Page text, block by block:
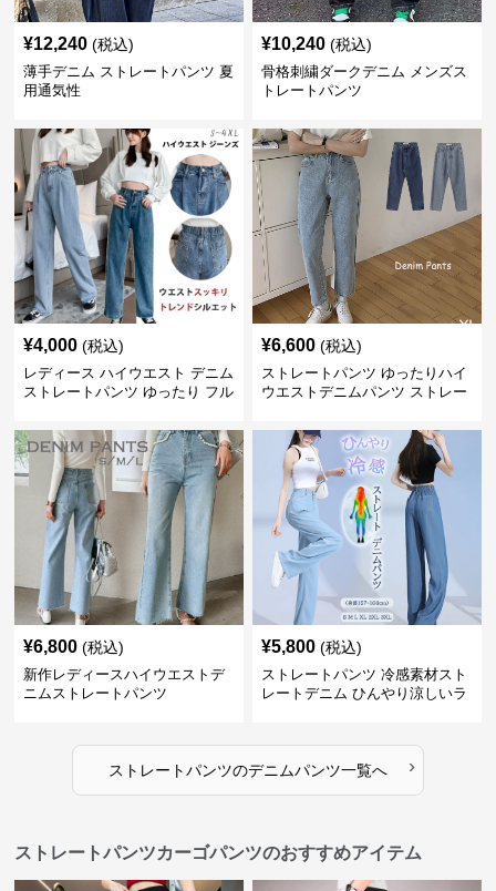
¥12,240 (税込)
薄手デニム ストレートパンツ 夏
用通気性
¥10,240 (税込)
骨格刺繍ダークデニム メンズス
トレートパンツ
¥4,000 (税込)
レディース ハイウエスト デニム
ストレートパンツ ゆったり フル
¥6,600 (税込)
ストレートパンツ ゆったりハイ
ウエストデニムパンツ ストレー
¥6,800 (税込)
新作レディースハイウエストデ
ニムストレートパンツ
¥5,800 (税込)
ストレートパンツ 冷感素材スト
レートデニム ひんやり涼しいラ
ストレートパンツのデニムパンツ一覧へ ›
ストレートパンツカーゴパンツのおすすめアイテム